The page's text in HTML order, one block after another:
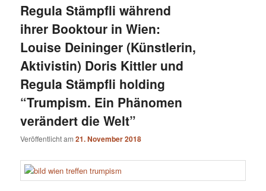
Regula Stämpfli während
ihrer Booktour in Wien:
Louise Deininger (Künstlerin,
Aktivistin) Doris Kittler und
Regula Stämpfli holding
“Trumpism. Ein Phänomen
verändert die Welt”
Veröffentlicht am21. November 2018